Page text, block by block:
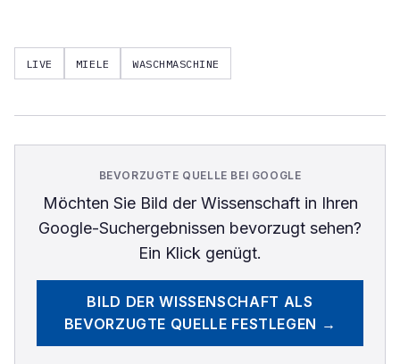
LIVE MIELE WASCHMASCHINE
BEVORZUGTE QUELLE BEI GOOGLE
Möchten Sie Bild der Wissenschaftin Ihren
Google-Suchergebnissen bevorzugt sehen?
Ein Klick genügt.
BILD DER WISSENSCHAFT ALS
BEVORZUGTE QUELLE FESTLEGEN →